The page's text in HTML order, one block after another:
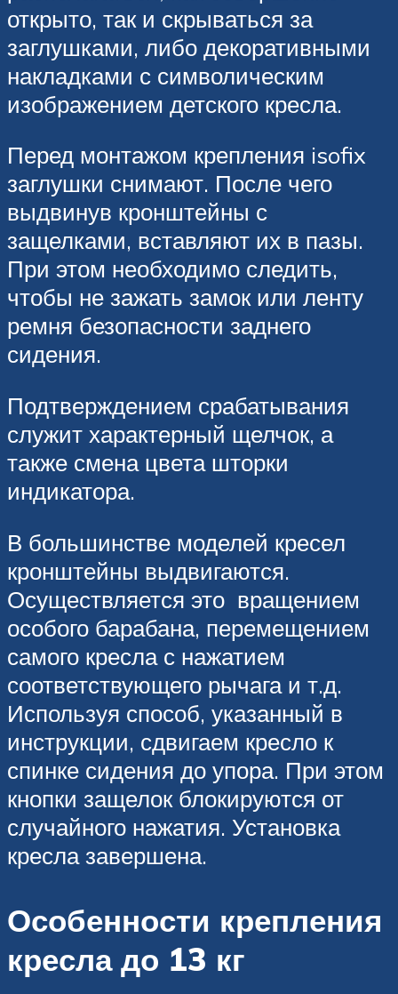
открыто, так и скрываться за
заглушками, либо декоративными
накладками с символическим
изображением детского кресла.
Перед монтажом крепления isofix
заглушки снимают. После чего
выдвинув кронштейны с
защелками, вставляют их в пазы.
При этом необходимо следить,
чтобы не зажать замок или ленту
ремня безопасности заднего
сидения.
Подтверждением срабатывания
служит характерный щелчок, а
также смена цвета шторки
индикатора.
В большинстве моделей кресел
кронштейны выдвигаются.
Осуществляется это вращением
особого барабана, перемещением
самого кресла с нажатием
соответствующего рычага и т.д.
Используя способ, указанный в
инструкции, сдвигаем кресло к
спинке сидения до упора. При этом
кнопки защелок блокируются от
случайного нажатия. Установка
кресла завершена.
Особенности крепления
кресла до 13 кг